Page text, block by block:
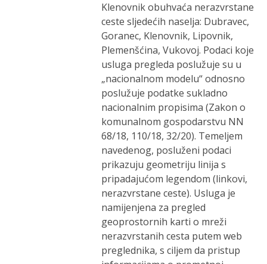
Klenovnik obuhvaća nerazvrstane
ceste sljedećih naselja: Dubravec,
Goranec, Klenovnik, Lipovnik,
Plemenšćina, Vukovoj. Podaci koje
usluga pregleda poslužuje su u
„nacionalnom modelu“ odnosno
poslužuje podatke sukladno
nacionalnim propisima (Zakon o
komunalnom gospodarstvu NN
68/18, 110/18, 32/20). Temeljem
navedenog, posluženi podaci
prikazuju geometriju linija s
pripadajućom legendom (linkovi,
nerazvrstane ceste). Usluga je
namijenjena za pregled
geoprostornih karti o mreži
nerazvrstanih cesta putem web
preglednika, s ciljem da pristup